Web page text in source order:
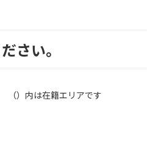
さい。
（）内は在籍エリアです